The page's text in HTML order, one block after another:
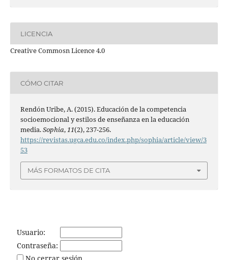
LICENCIA
Creative Commosn Licence 4.0
CÓMO CITAR
Rendón Uribe, A. (2015). Educación de la competencia
socioemocional y estilos de enseñanza en la educación
media.Sophia,11(2), 237-256.
https://revistas.ugca.edu.co/index.php/sophia/article/view/3
53
MÁS FORMATOS DE CITA
Usuario:
Contraseña: